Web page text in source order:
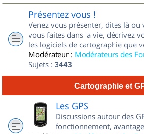
Présentez vous !
Venez vous présenter, dites là ou
vous faites dans la vie, décrivez
les logiciels de cartographie que
Modérateur : Modérateurs des
Sujets : 3443
Cartographie et
Les GPS
Discussions autour des
fonctionnement,